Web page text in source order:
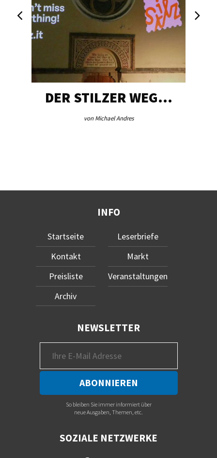
DER STILZER WEG…
von Michael Andres
INFO
Startseite
Kontakt
Preisliste
Archiv
Leserbriefe
Markt
Veranstaltungen
NEWSLETTER
So bleiben Sie immer informiert über
neue Ausgaben, Themen, etc.
SOZIALE NETZWERKE